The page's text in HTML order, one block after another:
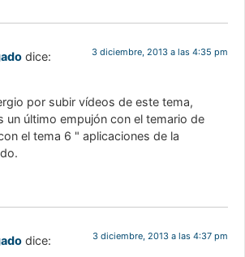
dice: 3 diciembre, 2013 a las 4:35 pm
por subir vídeos de este tema,
un último empujón con el temario de
el tema 6 " aplicaciones de la
dice: 3 diciembre, 2013 a las 4:37 pm